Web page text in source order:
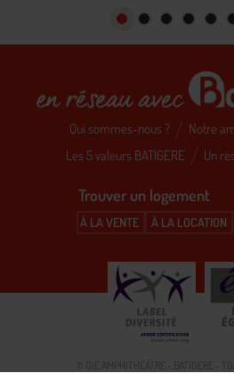
Qui sommes-nous ?
Notre
Les 5 valeurs BATIGERE
Un
Trouver un logement
À LA VENTE À LA LOCATION
© GIE AMPHITHÉÂTRE - BATIGERE -